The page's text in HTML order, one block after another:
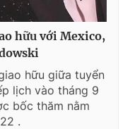
hữu với Mexico,
hữu giữa tuyển
lịch vào tháng 9
bốc thăm nằm
.